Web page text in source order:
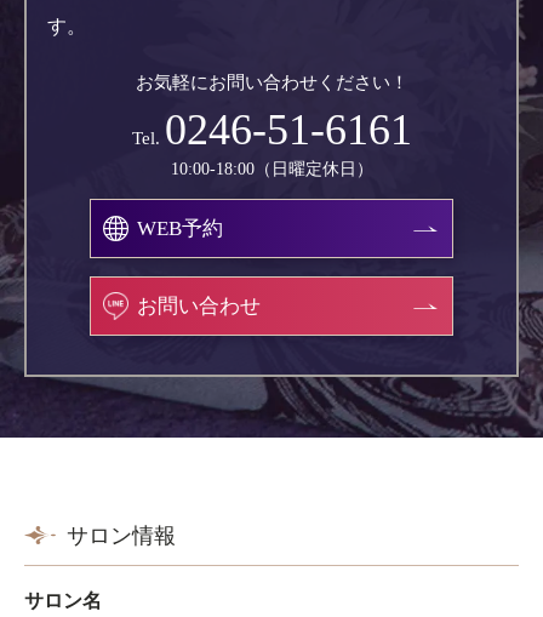
す。
お気軽にお問い合わせください！
Tel. 0246-51-6161
10:00-18:00（日曜定休日）
WEB予約
お問い合わせ
サロン情報
サロン名